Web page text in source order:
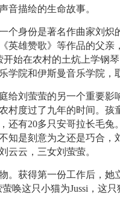
音描绘的生命故事。
个身份是著名作曲家刘
英雄赞歌》等作品的父
开始在农村的土炕上学钢
学院和伊斯曼音乐学院，
给刘萤萤的另一个重要
村度过了九年的时间。
还有20多只安哥拉长毛
知是刻意为之还是巧合，
云，三女刘萤萤。
。获得第一份工作后，她
唤这只小猫为Jussi，这只